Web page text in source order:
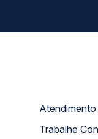
Trabalhe